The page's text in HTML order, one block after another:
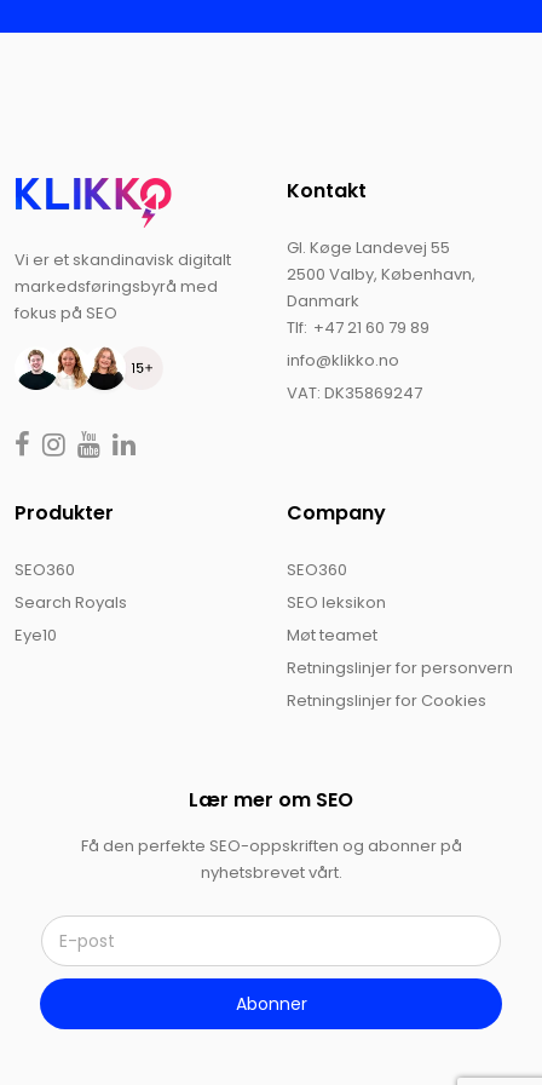
Vi er et skandinavisk digitalt
markedsføringsbyrå med
fokus på SEO
Kontakt
Gl. Køge Landevej 55
2500 Valby, København,
Danmark
Tlf: +47 21 60 79 89
info@klikko.no
VAT: DK35869247
Produkter
SEO360
Search Royals
Eye10
Company
SEO360
SEO leksikon
Møt teamet
Retningslinjer for personvern
Retningslinjer for Cookies
Lær mer om SEO
Få den perfekte SEO-oppskriften og abonner på
nyhetsbrevet vårt.
E
-
o
s
Abonner